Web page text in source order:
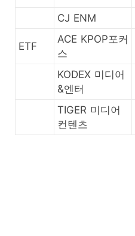
CJ ENM
ETF
ACE KPOP포커
스
KODEX 미디어
&엔터
TIGER 미디어
컨텐츠